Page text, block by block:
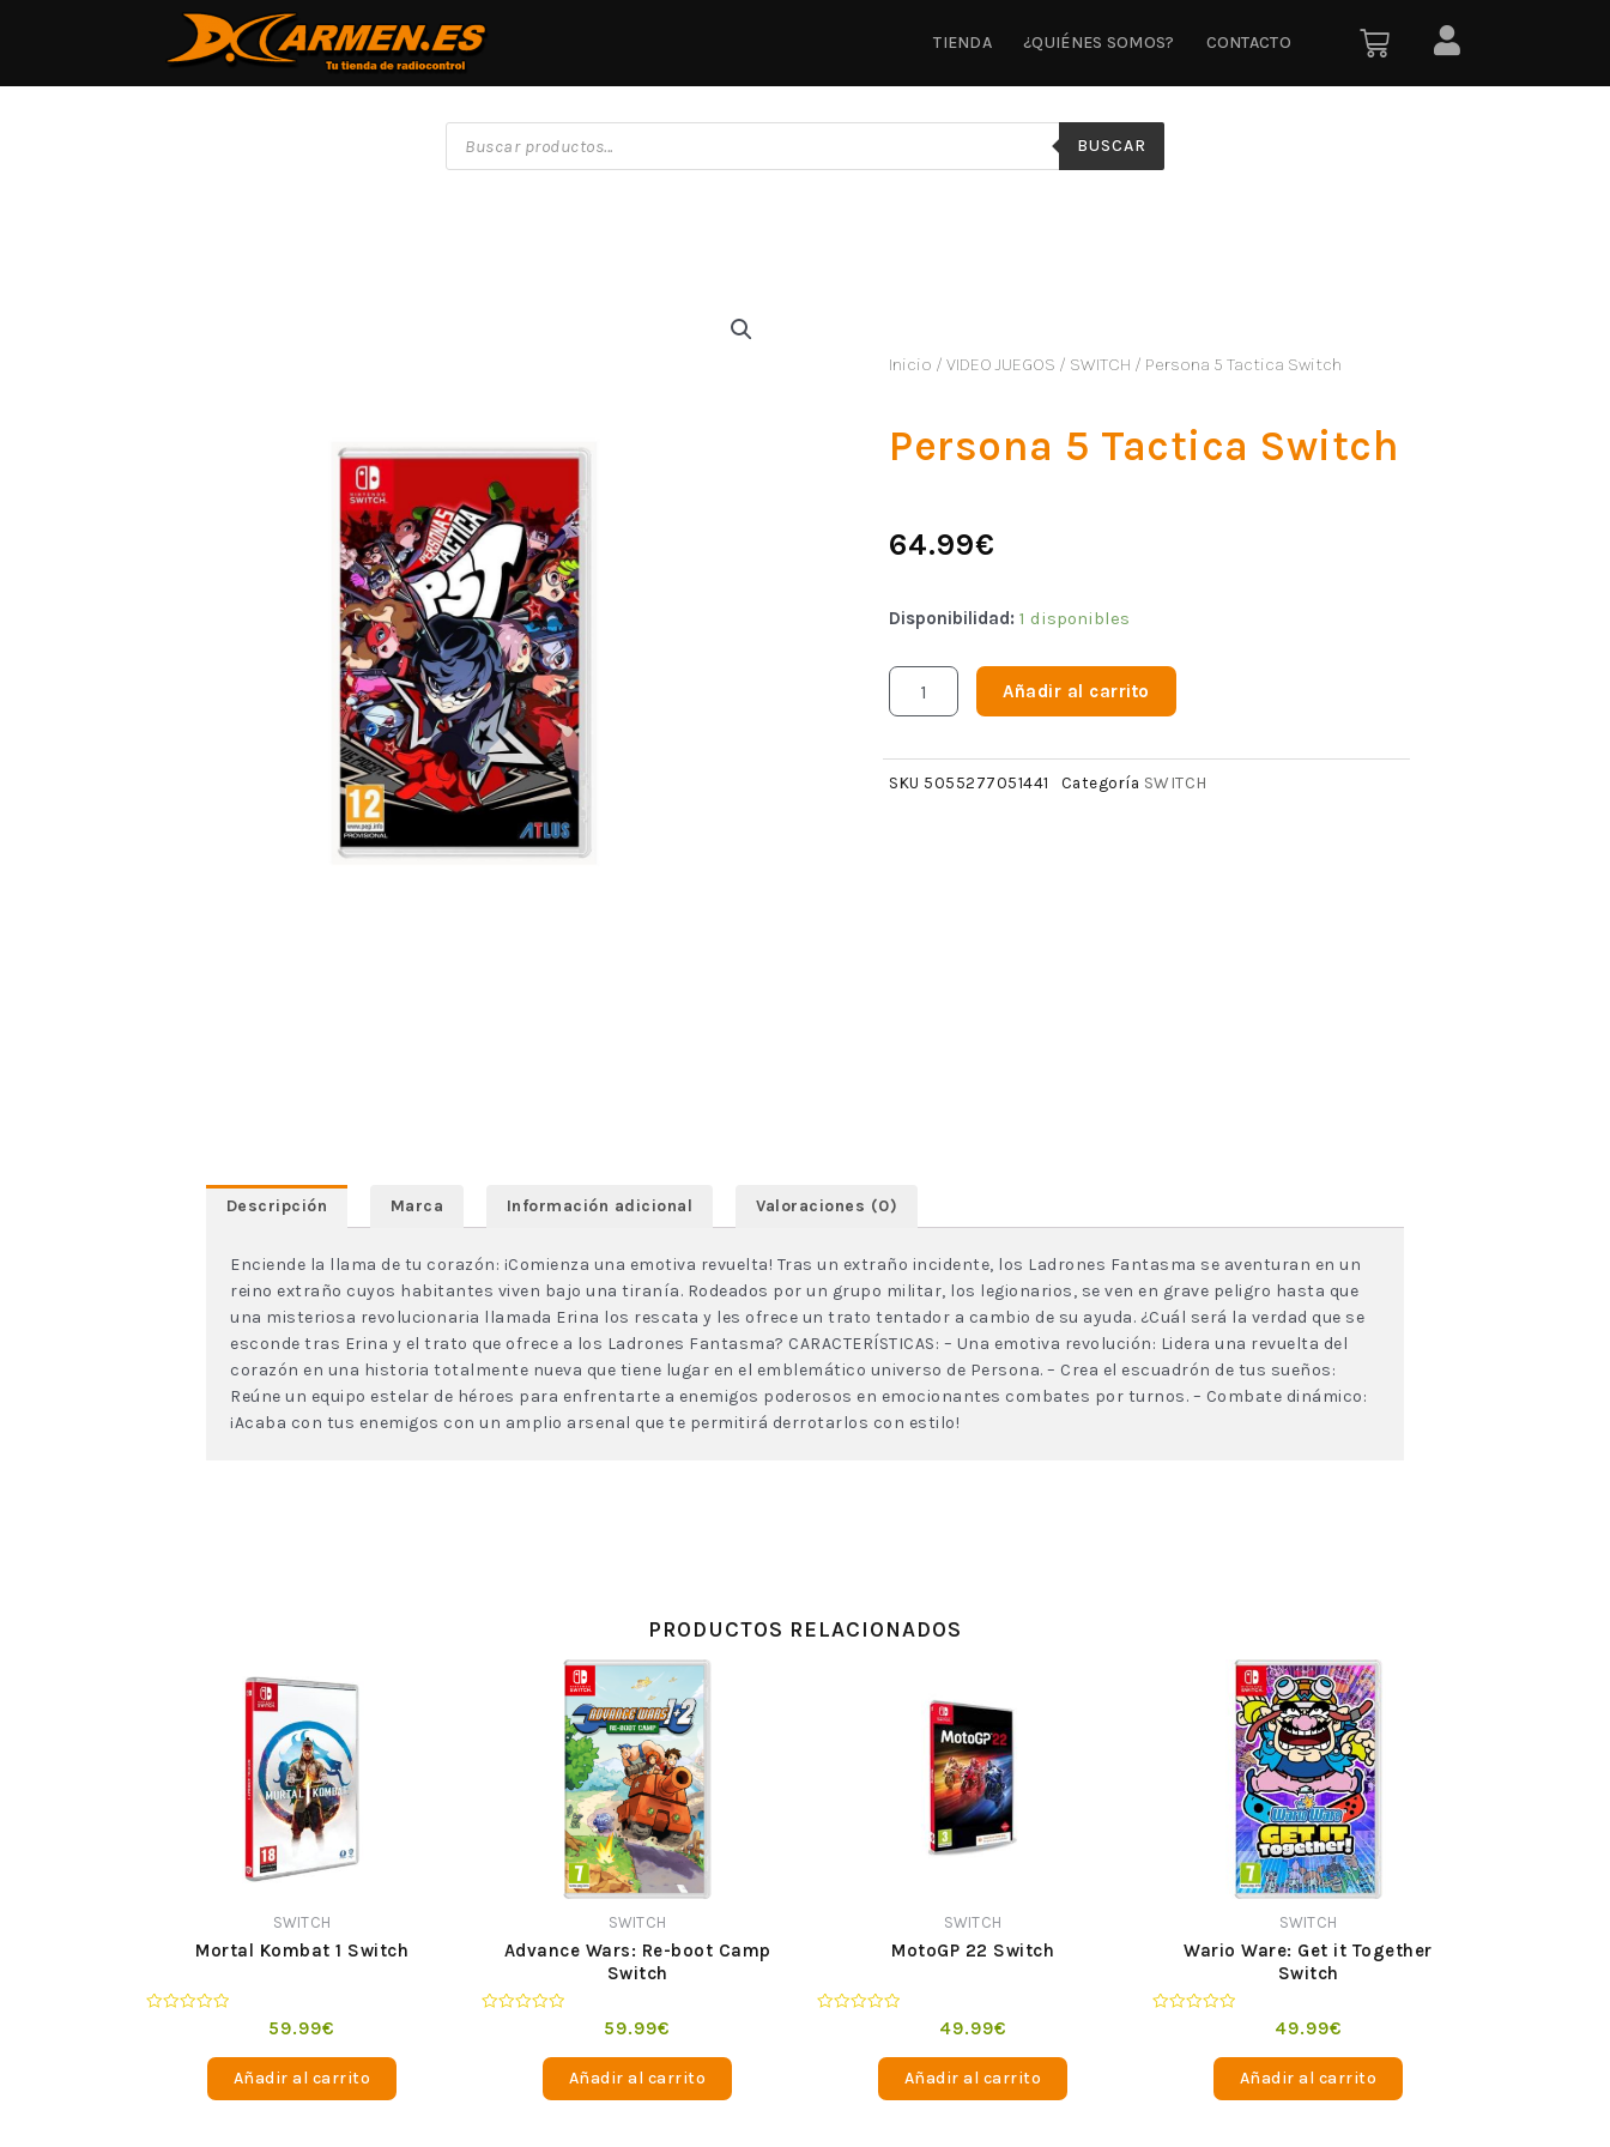
TIENDA ¿QUIÉNES SOMOS? CONTACTO
BUSCAR
Inicio / VIDEO JUEGOS / SWITCH / Persona 5 Tactica Switch
Persona 5 Tactica Switch
64.99€
Disponibilidad: 1 disponibles
Añadir al carrito
SKU 5055277051441 Categoría SWITCH
Descripción Marca Información adicional Valoraciones (0)
Enciende la llama de tu corazón: ¡Comienza una emotiva revuelta! Tras un extraño incidente, los Ladrones Fantasma se aventuran en un
reino extraño cuyos habitantes viven bajo una tiranía. Rodeados por un grupo militar, los legionarios, se ven en grave peligro hasta que
una misteriosa revolucionaria llamada Erina los rescata y les ofrece un trato tentador a cambio de su ayuda. ¿Cuál será la verdad que se
esconde tras Erina y el trato que ofrece a los Ladrones Fantasma? CARACTERÍSTICAS: – Una emotiva revolución: Lidera una revuelta del
corazón en una historia totalmente nueva que tiene lugar en el emblemático universo de Persona. – Crea el escuadrón de tus sueños:
Reúne un equipo estelar de héroes para enfrentarte a enemigos poderosos en emocionantes combates por turnos. – Combate dinámico:
¡Acaba con tus enemigos con un amplio arsenal que te permitirá derrotarlos con estilo!
PRODUCTOS RELACIONADOS
SWITCH
Mortal Kombat 1 Switch
59.99€
Añadir al carrito
SWITCH
Advance Wars: Re-boot Camp
Switch
59.99€
Añadir al carrito
SWITCH
MotoGP 22 Switch
49.99€
Añadir al carrito
SWITCH
Wario Ware: Get it Together
Switch
49.99€
Añadir al carrito